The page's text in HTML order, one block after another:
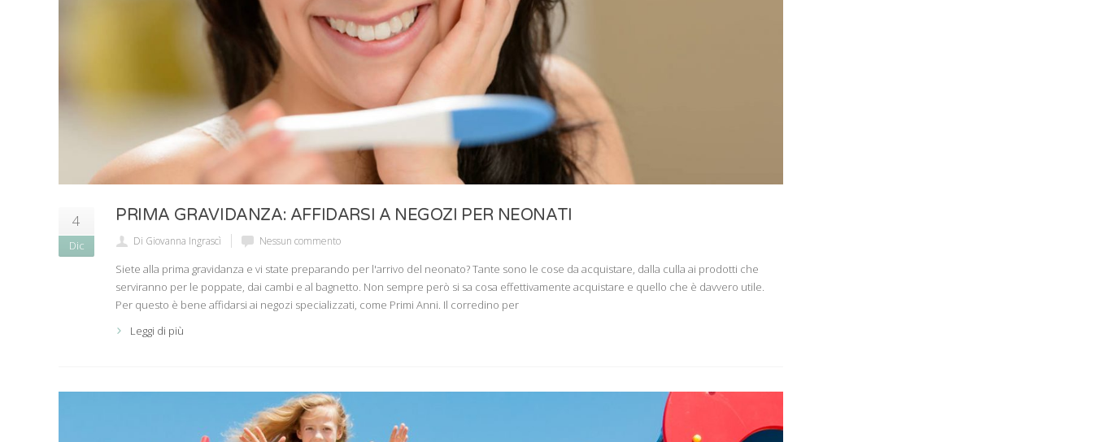
4
Dic
PRIMA GRAVIDANZA: AFFIDARSI A NEGOZI PER NEONATI
Di Giovanna Ingrascì Nessun commento
Siete alla prima gravidanza e vi state preparando per l'arrivo del neonato? Tante sono le cose da acquistare, dalla culla ai prodotti che
serviranno per le poppate, dai cambi e al bagnetto. Non sempre però si sa cosa effettivamente acquistare e quello che è davvero utile.
Per questo è bene affidarsi ai negozi specializzati, come Primi Anni. Il corredino per
Leggi di più